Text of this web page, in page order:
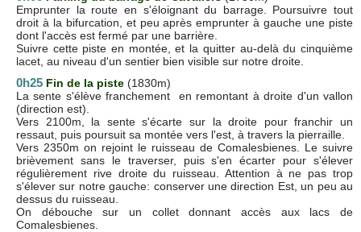
Emprunter la route en s'éloignant du barrage. Poursuivre tout
droit à la bifurcation, et peu après emprunter à gauche une piste
dont l'accès est fermé par une barrière.
Suivre cette piste en montée, et la quitter au-delà du cinquième
lacet, au niveau d'un sentier bien visible sur notre droite.
0h25 Fin de la piste (1830m)
La sente s'élève franchement en remontant à droite d'un vallon
(direction est).
Vers 2100m, la sente s'écarte sur la droite pour franchir un
ressaut, puis poursuit sa montée vers l'est, à travers la pierraille.
Vers 2350m on rejoint le ruisseau de Comalesbienes. Le suivre
brièvement sans le traverser, puis s'en écarter pour s'élever
régulièrement rive droite du ruisseau. Attention à ne pas trop
s'élever sur notre gauche: conserver une direction Est, un peu au
dessus du ruisseau.
On débouche sur un collet donnant accès aux lacs de
Comalesbienes.